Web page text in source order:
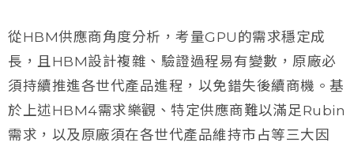
從HBM供應商角度分析，考量GPU的需求穩定成
長，且HBM設計複雜、驗證過程易有變數，原廠必
須持續推進各世代產品進程，以免錯失後續商機。基
於上述HBM4需求樂觀、特定供應商難以滿足Rubin
需求，以及原廠須在各世代產品維持市占等三大因